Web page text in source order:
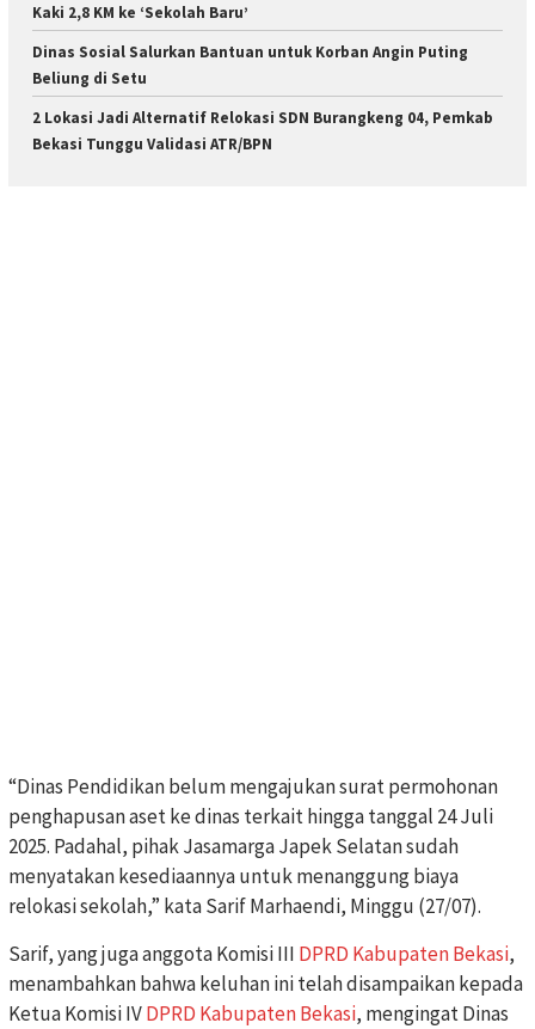
Kaki 2,8 KM ke ‘Sekolah Baru’
Dinas Sosial Salurkan Bantuan untuk Korban Angin Puting
Beliung di Setu
2 Lokasi Jadi Alternatif Relokasi SDN Burangkeng 04, Pemkab
Bekasi Tunggu Validasi ATR/BPN
“Dinas Pendidikan belum mengajukan surat permohonan
penghapusan aset ke dinas terkait hingga tanggal 24 Juli
2025. Padahal, pihak Jasamarga Japek Selatan sudah
menyatakan kesediaannya untuk menanggung biaya
relokasi sekolah,” kata Sarif Marhaendi, Minggu (27/07).
Sarif, yang juga anggota Komisi III DPRD Kabupaten Bekasi,
menambahkan bahwa keluhan ini telah disampaikan kepada
Ketua Komisi IVDPRD Kabupaten Bekasi, mengingat Dinas